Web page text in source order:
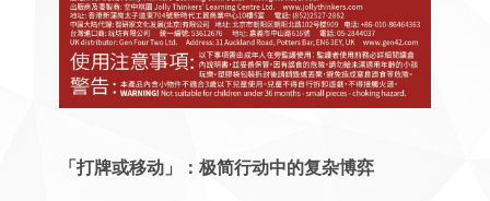
「打牌或移动」：极简行动中的复杂博弈